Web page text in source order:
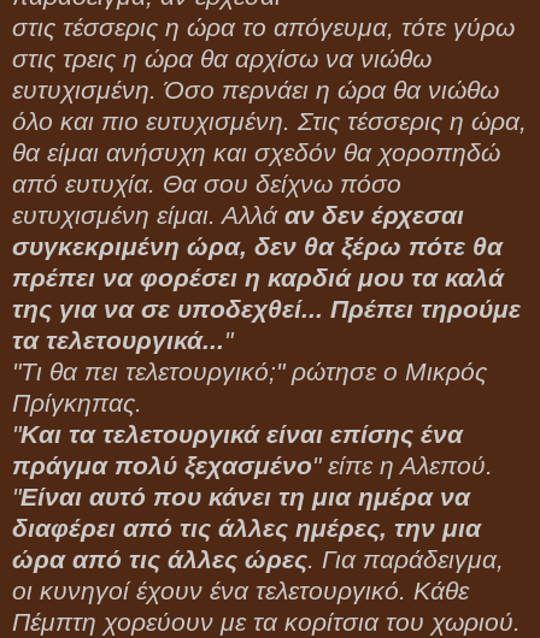
στις τέσσερις η ώρα το απόγευμα, τότε γύρω
στις τρεις η ώρα θα αρχίσω να νιώθω
ευτυχισμένη. Όσο περνάει η ώρα θα νιώθω
όλο και πιο ευτυχισμένη. Στις τέσσερις η ώρα,
θα είμαι ανήσυχη και σχεδόν θα χοροπηδώ
από ευτυχία. Θα σου δείχνω πόσο
ευτυχισμένη είμαι. Αλλά αν δεν έρχεσαι
συγκεκριμένη ώρα, δεν θα ξέρω πότε θα
πρέπει να φορέσει η καρδιά μου τα καλά
της για να σε υποδεχθεί... Πρέπει τηρούμε
τα τελετουργικά..."
"Τι θα πει τελετουργικό;" ρώτησε ο Μικρός
Πρίγκηπας.
"Και τα τελετουργικά είναι επίσης ένα
πράγμα πολύ ξεχασμένο" είπε η Αλεπού.
"Είναι αυτό που κάνει τη μια ημέρα να
διαφέρει από τις άλλες ημέρες, την μια
ώρα από τις άλλες ώρες. Για παράδειγμα,
οι κυνηγοί έχουν ένα τελετουργικό. Κάθε
Πέμπτη χορεύουν με τα κορίτσια του χωριού.